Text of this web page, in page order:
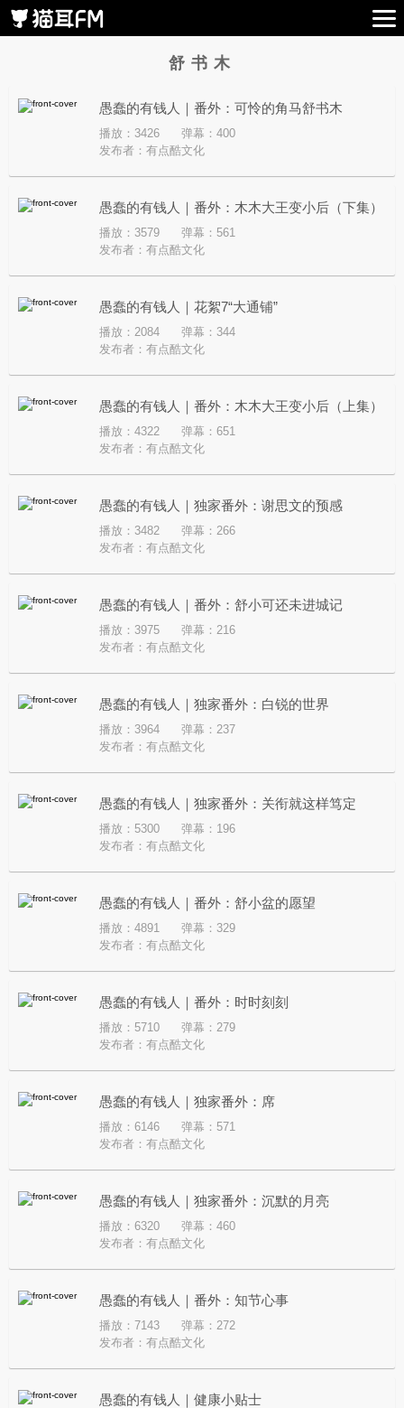
舒书木
愚蠢的有钱人｜番外：可怜的角马舒书木
播放：3426
弹幕：400
发布者： 有点酷文化
愚蠢的有钱人｜番外：木木大王变小后（下集）
播放：3579
弹幕：561
发布者： 有点酷文化
愚蠢的有钱人｜花絮7“大通铺”
播放：2084
弹幕：344
发布者： 有点酷文化
愚蠢的有钱人｜番外：木木大王变小后（上集）
播放：4322
弹幕：651
发布者： 有点酷文化
愚蠢的有钱人｜独家番外：谢思文的预感
播放：3482
弹幕：266
发布者： 有点酷文化
愚蠢的有钱人｜番外：舒小可还未进城记
播放：3975
弹幕：216
发布者： 有点酷文化
愚蠢的有钱人｜独家番外：白锐的世界
播放：3964
弹幕：237
发布者： 有点酷文化
愚蠢的有钱人｜独家番外：关衔就这样笃定
播放：5300
弹幕：196
发布者： 有点酷文化
愚蠢的有钱人｜番外：舒小盆的愿望
播放：4891
弹幕：329
发布者： 有点酷文化
愚蠢的有钱人｜番外：时时刻刻
播放：5710
弹幕：279
发布者： 有点酷文化
愚蠢的有钱人｜独家番外：席
播放：6146
弹幕：571
发布者： 有点酷文化
愚蠢的有钱人｜独家番外：沉默的月亮
播放：6320
弹幕：460
发布者： 有点酷文化
愚蠢的有钱人｜番外：知节心事
播放：7143
弹幕：272
发布者： 有点酷文化
愚蠢的有钱人｜健康小贴士